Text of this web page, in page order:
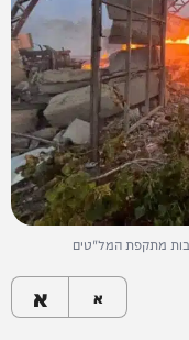
מתקפת המל"טים
א א